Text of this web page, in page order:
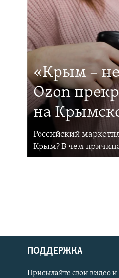
Українською
«Крым – не
Ozon
на
Российский
Крым? В чем
ПОДДЕРЖКА
Присылайте свои видео и